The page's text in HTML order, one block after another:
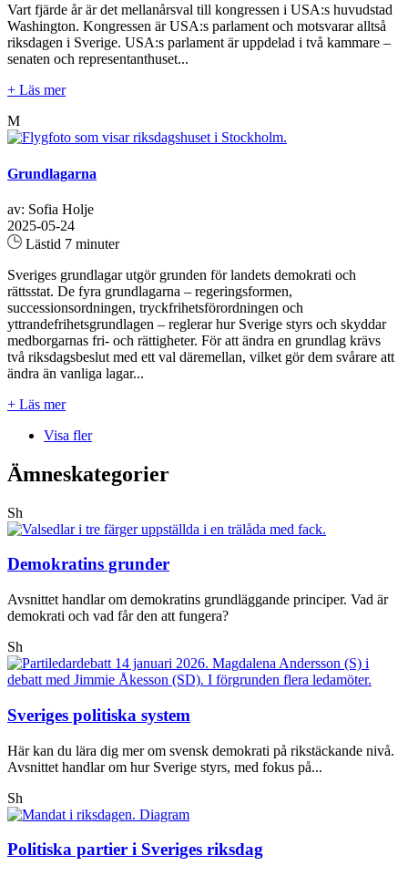
Vart fjärde år är det mellanårsval till kongressen i USA:s huvudstad
Washington. Kongressen är USA:s parlament och motsvarar alltså
riksdagen i Sverige. USA:s parlament är uppdelad i två kammare –
senaten och representanthuset...
+ Läs mer
M
Grundlagarna
av: Sofia Holje
2025-05-24
Lästid 7 minuter
Sveriges grundlagar utgör grunden för landets demokrati och
rättsstat. De fyra grundlagarna – regeringsformen,
successionsordningen, tryckfrihetsförordningen och
yttrandefrihetsgrundlagen – reglerar hur Sverige styrs och skyddar
medborgarnas fri- och rättigheter. För att ändra en grundlag krävs
två riksdagsbeslut med ett val däremellan, vilket gör dem svårare att
ändra än vanliga lagar...
+ Läs mer
Visa fler
Ämneskategorier
Sh
Demokratins grunder
Avsnittet handlar om demokratins grundläggande principer. Vad är
demokrati och vad får den att fungera?
Sh
Sveriges politiska system
Här kan du lära dig mer om svensk demokrati på rikstäckande nivå.
Avsnittet handlar om hur Sverige styrs, med fokus på...
Sh
Politiska partier i Sveriges riksdag